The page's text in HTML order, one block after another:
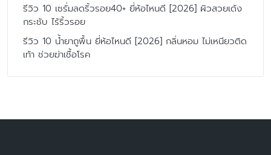
รีวิว 10 เซรั่มลดริ้วรอย40+ ยี่ห้อไหนดี [2026] ผิวสวยเด้ง
กระชับ ไร้ริ้วรอย
รีวิว 10 น้ำยาถูพื้น ยี่ห้อไหนดี [2026] กลิ่นหอม ไม่เหนียวติด
เท้า ช่วยฆ่าเชื้อโรค